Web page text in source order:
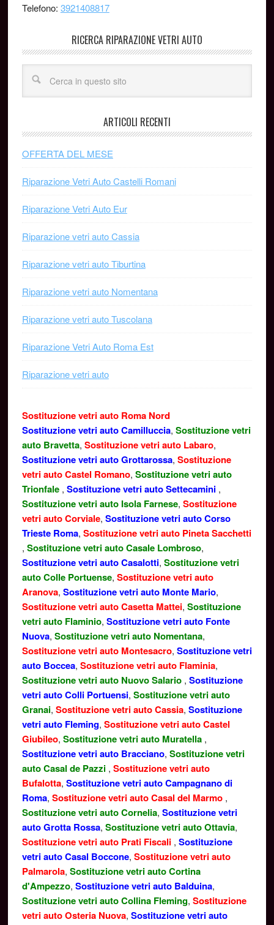
Telefono: 3921408817
RICERCA RIPARAZIONE VETRI AUTO
ARTICOLI RECENTI
OFFERTA DEL MESE
Riparazione Vetri Auto Castelli Romani
Riparazione Vetri Auto Eur
Riparazione vetri auto Cassia
Riparazione vetri auto Tiburtina
Riparazione vetri auto Nomentana
Riparazione vetri auto Tuscolana
Riparazione Vetri Auto Roma Est
Riparazione vetri auto
Sostituzione vetri auto Roma Nord
Sostituzione vetri auto Camilluccia, Sostituzione vetri
auto Bravetta, Sostituzione vetri auto Labaro,
Sostituzione vetri auto Grottarossa, Sostituzione
vetri auto Castel Romano, Sostituzione vetri auto
Trionfale , Sostituzione vetri auto Settecamini ,
Sostituzione vetri auto Isola Farnese, Sostituzione
vetri auto Corviale, Sostituzione vetri auto Corso
Trieste Roma, Sostituzione vetri auto Pineta Sacchetti
, Sostituzione vetri auto Casale Lombroso,
Sostituzione vetri auto Casalotti, Sostituzione vetri
auto Colle Portuense, Sostituzione vetri auto
Aranova, Sostituzione vetri auto Monte Mario,
Sostituzione vetri auto Casetta Mattei, Sostituzione
vetri auto Flaminio, Sostituzione vetri auto Fonte
Nuova, Sostituzione vetri auto Nomentana,
Sostituzione vetri auto Montesacro, Sostituzione vetri
auto Boccea, Sostituzione vetri auto Flaminia,
Sostituzione vetri auto Nuovo Salario , Sostituzione
vetri auto Colli Portuensi, Sostituzione vetri auto
Granai, Sostituzione vetri auto Cassia, Sostituzione
vetri auto Fleming, Sostituzione vetri auto Castel
Giubileo, Sostituzione vetri auto Muratella ,
Sostituzione vetri auto Bracciano, Sostituzione vetri
auto Casal de Pazzi , Sostituzione vetri auto
Bufalotta, Sostituzione vetri auto Campagnano di
Roma, Sostituzione vetri auto Casal del Marmo ,
Sostituzione vetri auto Cornelia, Sostituzione vetri
auto Grotta Rossa, Sostituzione vetri auto Ottavia,
Sostituzione vetri auto Prati Fiscali , Sostituzione
vetri auto Casal Boccone, Sostituzione vetri auto
Palmarola, Sostituzione vetri auto Cortina
d'Ampezzo, Sostituzione vetri auto Balduina,
Sostituzione vetri auto Collina Fleming, Sostituzione
vetri auto Osteria Nuova, Sostituzione vetri auto